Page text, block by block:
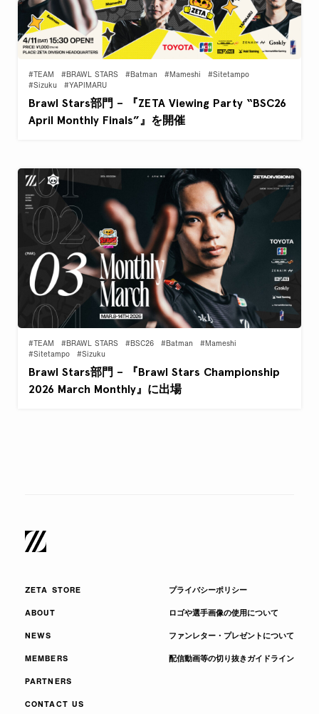
#TEAM #BRAWL STARS #Batman #Mameshi
#Sitetampo
#Sizuku
#YAPIMARU
Brawl Stars部門 – 『ZETA Viewing Party “BSC26
April Monthly Finals”』を開催
#TEAM #BRAWL STARS #BSC26 #Batman
#Mameshi
#Sitetampo
#Sizuku
Brawl Stars部門 – 『Brawl Stars Championship
2026 March Monthly』に出場
ZETA STORE
ABOUT
NEWS
MEMBERS
PARTNERS
CONTACT US
プライバシーポリシー
ロゴや選手画像の使用について
ファンレター・プレゼントについて
配信動画等の切り抜きガイドライン